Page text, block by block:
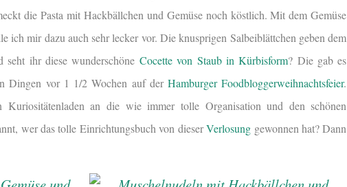
die Pasta mit Hackbällchen und Gemüse noch köstlich. Mit dem Gemüse
ich mir dazu auch sehr lecker vor. Die knusprigen Salbeiblättchen geben dem
ihr diese wunderschöne Cocette von Staub in Kürbisform? Die gab es
Dingen vor 1 1/2 Wochen auf derHamburger Foodbloggerweihnachtsfeier.
an die wie immer tolle Organisation und den schönen
wer das tolle Einrichtungsbuch von dieserVerlosung gewonnen hat? Dann